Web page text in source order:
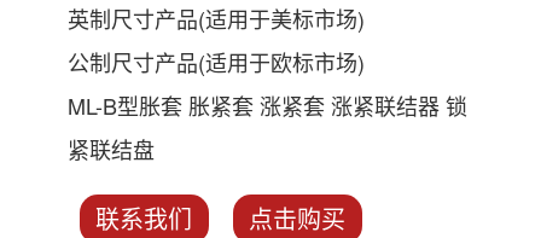
英制尺寸产品(适用于美标市场)
公制尺寸产品(适用于欧标市场)
ML-B型胀套 胀紧套 涨紧套 涨紧联结器 锁
紧联结盘
联系我们 点击购买